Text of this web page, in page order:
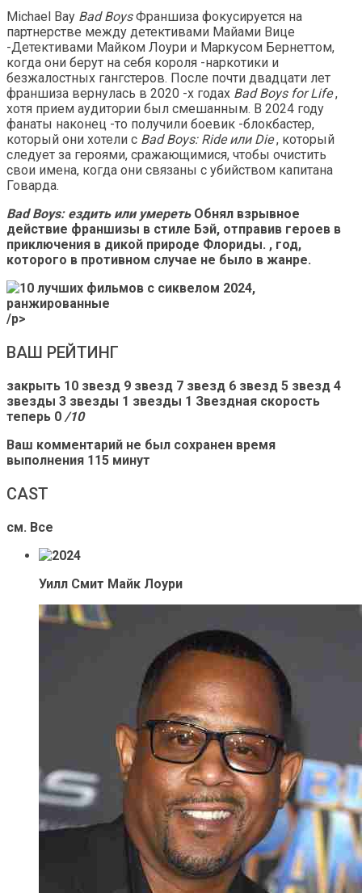
Michael Bay Bad BoysФраншиза фокусируется на
партнерстве между детективами Майами Вице
-Детективами Майком Лоури и Маркусом Бернеттом,
когда они берут на себя короля -наркотики и
безжалостных гангстеров. После почти двадцати лет
франшиза вернулась в 2020 -х годах Bad Boys for Life,
хотя прием аудитории был смешанным. В 2024 году
фанаты наконец -то получили боевик -блокбастер,
который они хотели с Bad Boys: Ride или Die, который
следует за героями, сражающимися, чтобы очистить
свои имена, когда они связаны с убийством капитана
Говарда.
Bad Boys: ездить или умереть Обнял взрывное
действие франшизы в стиле Бэй, отправив героев в
приключения в дикой природе Флориды. , год,
которого в противном случае не было в жанре.
/p>
ВАШ РЕЙТИНГ
закрыть 10 звезд 9 звезд 7 звезд 6 звезд 5 звезд 4
звезды 3 звезды 1 звезды 1 Звездная скорость
теперь 0 /10
Ваш комментарий не был сохранен время
выполнения 115 минут
CAST
см. Все
Уилл Смит Майк Лоури